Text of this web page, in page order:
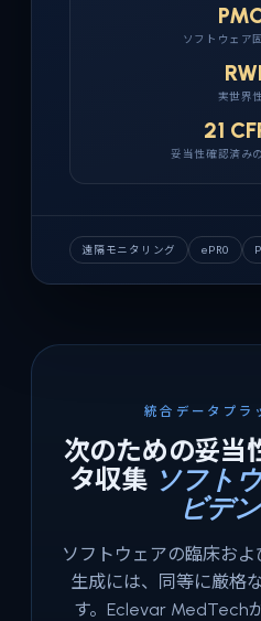
ソフトウェア
実世界
21
妥当性確認済み
遠隔モニタリング ePRO
統合データプラ
次のための妥当
タ収集 ソフト
ビデン
ソフトウェアの臨床お
生成には、同等に厳格
す。Eclevar MedTech